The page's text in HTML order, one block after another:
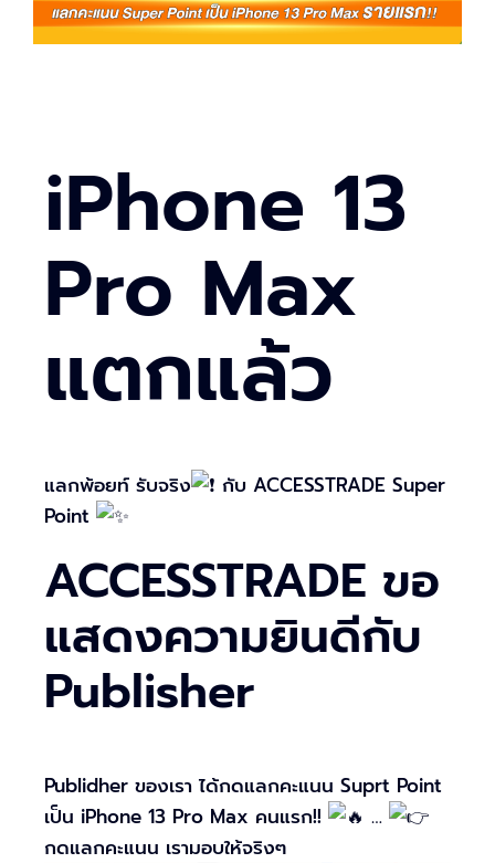
iPhone 13
Pro Max
แตกแล้ว
แลกพ้อยท์ รับจริง
กับ ACCESSTRADE Super
Point
ACCESSTRADE ขอ
แสดงความยินดีกับ
Publisher
Publidher ของเรา ได้กดแลกคะแนน Suprt Point
เป็น iPhone 13 Pro Max คนแรก!!
…
กดแลกคะแนน เรามอบให้จริงๆ